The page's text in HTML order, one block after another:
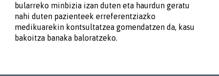
bularreko minbizia izan duten eta haurdun geratu
nahi duten pazienteek erreferentziazko
medikuarekin kontsultatzea gomendatzen da, kasu
bakoitza banaka baloratzeko.